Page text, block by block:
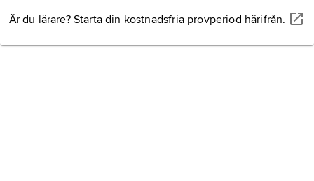
Är du lärare? Starta din kostnadsfria provperiod härifrån.